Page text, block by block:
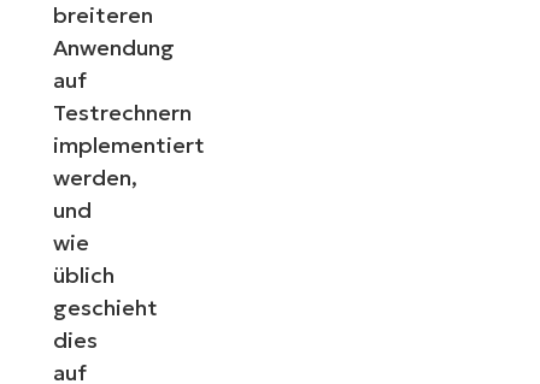
breiteren
Anwendung
auf
Testrechnern
implementiert
werden,
und
wie
üblich
geschieht
dies
auf